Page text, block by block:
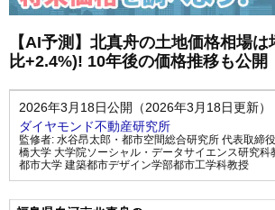
【AI予測】北真舟の土地価格相場
比+2.4%)! 10年後の価格推移も公開
2026年3月18日公開（2026年3月18日更新）
ダイヤモンド不動産研究所
監修者: 水谷昂太郎・都市空間総合研究所 代表取締
橋大学 大学院ソーシャル・データサイエンス研究科
都市大学 建築都市デザイン学部都市工学科教授